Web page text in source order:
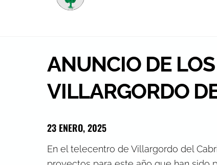
ANUNCIO DE
VILLARGORDO
23 ENERO, 2025
En el telecentro de Villargordo del